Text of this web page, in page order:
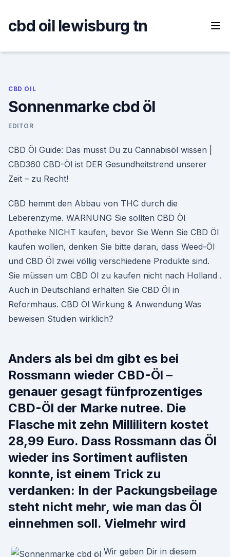
content
cbd oil lewisburg tn
CBD OIL
Sonnenmarke cbd öl
EDITOR
CBD Öl Guide: Das musst Du zu Cannabisöl wissen |
CBD360 CBD-Öl ist DER Gesundheitstrend unserer
Zeit – zu Recht!
CBD hemmt den Abbau von THC durch die
Leberenzyme. WARNUNG Sie sollten CBD Öl
Apotheke NICHT kaufen, bevor Sie Wenn Sie CBD Öl
kaufen wollen, denken Sie bitte daran, dass Weed-Öl
und CBD Öl zwei völlig verschiedene Produkte sind.
Sie müssen um CBD Öl zu kaufen nicht nach Holland .
Auch in Deutschland erhalten Sie CBD Öl in
Reformhaus. CBD Öl Wirkung & Anwendung Was
beweisen Studien wirklich?
Anders als bei dm gibt es bei
Rossmann wieder CBD-Öl –
genauer gesagt fünfprozentiges
CBD-Öl der Marke nutree. Die
Flasche mit zehn Millilitern kostet
28,99 Euro. Dass Rossmann das Öl
wieder ins Sortiment auflisten
konnte, ist einem Trick zu
verdanken: In der Packungsbeilage
steht nicht mehr, wie man das Öl
einnehmen soll. Vielmehr wird
Wir geben Dir in diesem